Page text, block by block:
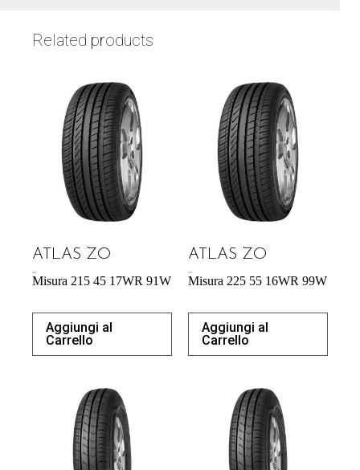
Related products
ATLAS ZO
Misura 215 45 17WR 91W
Aggiungi al
Carrello
ATLAS ZO
Misura 225 55 16WR 99W
Aggiungi al
Carrello